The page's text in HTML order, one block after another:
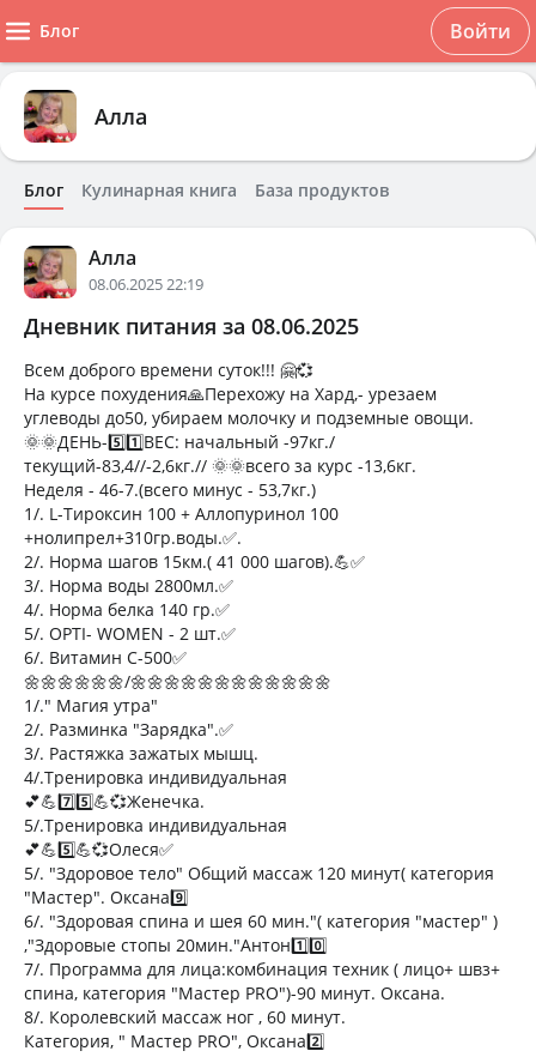
Блог Войти
Алла
Блог Кулинарная книга База продуктов
Алла
08.06.2025 22:19
Дневник питания за 08.06.2025
Всем доброго времени суток!!! 🤗💞
На курсе похудения🙏Перехожу на Хард,- урезаем
углеводы до50, убираем молочку и подземные овощи.
🌞🌞ДЕНЬ-5️⃣1️⃣ВЕС: начальный -97кг./
текущий-83,4//-2,6кг.// 🌞🌞всего за курс -13,6кг.
Неделя - 46-7.(всего минус - 53,7кг.)
1/. L-Тироксин 100 + Аллопуринол 100
+нолипрел+310гр.воды.✅.
2/. Норма шагов 15км.( 41 000 шагов).💪✅
3/. Норма воды 2800мл.✅
4/. Норма белка 140 гр.✅
5/. OPTI- WOMEN - 2 шт.✅
6/. Витамин С-500✅
🌼🌼🌼🌼🌼🌼/🌼🌼🌼🌼🌼🌼🌼🌼🌼🌼🌼🌼
1/." Магия утра"
2/. Разминка "Зарядка".✅
3/. Растяжка зажатых мышц.
4/.Тренировка индивидуальная
💕💪7️⃣5️⃣💪💞Женечка.
5/.Тренировка индивидуальная
💕💪5️⃣💪💞Олеся✅
5/. "Здоровое тело" Общий массаж 120 минут( категория
"Мастер". Оксана9️⃣
6/. "Здоровая спина и шея 60 мин."( категория "мастер" )
,"Здоровые стопы 20мин."Антон1️⃣0️⃣
7/. Программа для лица:комбинация техник ( лицо+ швз+
спина, категория "Мастер PRO")-90 минут. Оксана.
8/. Королевский массаж ног , 60 минут.
Категория, " Мастер PRO", Оксана2️⃣